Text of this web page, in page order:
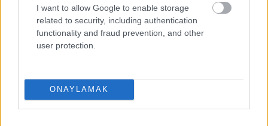
I want to allow Google to enable storage
related to security, including authentication
functionality and fraud prevention, and other
user protection.
ONAYLAMAK
Mevkilerinin en iyileri! Orta saha + Forvet – TOP 10!
başında geliyor. Bence kendisini izleyebildiğimiz için şanslıyız.